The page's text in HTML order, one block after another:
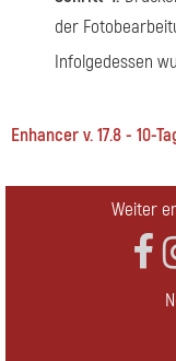
der
Infolgedessen
Enhancer v. 17.8 - 10-
Weiter